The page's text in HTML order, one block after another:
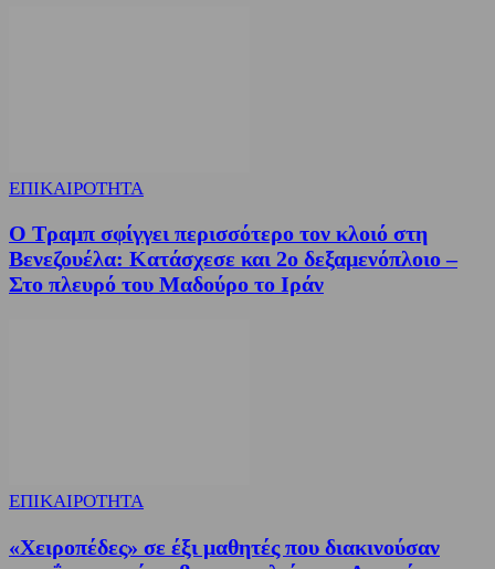
ΕΠΙΚΑΙΡΟΤΗΤΑ
Ο Τραμπ σφίγγει περισσότερο τον κλοιό στη
Βενεζουέλα: Κατάσχεσε και 2ο δεξαμενόπλοιο –
Στο πλευρό του Μαδούρο το Ιράν
ΕΠΙΚΑΙΡΟΤΗΤΑ
«Χειροπέδες» σε έξι μαθητές που διακινούσαν